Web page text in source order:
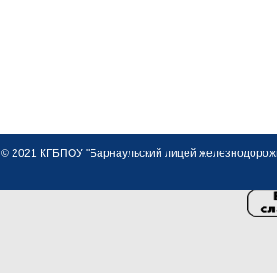
© 2021 КГБПОУ "Барнаульский лицей